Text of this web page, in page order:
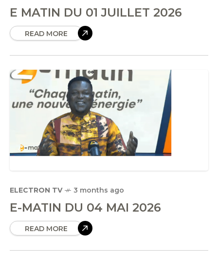
E MATIN DU 01 JUILLET 2026
READ MORE
ELECTRON TV 3 months ago
E-MATIN DU 04 MAI 2026
READ MORE